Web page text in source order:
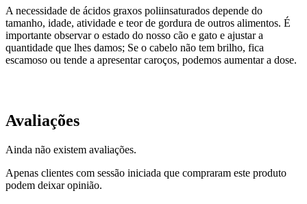
A necessidade de ácidos graxos poliinsaturados depende do
tamanho, idade, atividade e teor de gordura de outros alimentos. É
importante observar o estado do nosso cão e gato e ajustar a
quantidade que lhes damos; Se o cabelo não tem brilho, fica
escamoso ou tende a apresentar caroços, podemos aumentar a dose.
Avaliações
Ainda não existem avaliações.
Apenas clientes com sessão iniciada que compraram este produto
podem deixar opinião.